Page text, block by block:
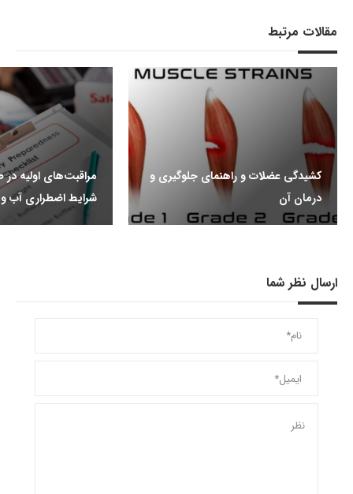
مقالات مرتبط
کشیدگی عضلات و راهنمای جلوگیری و
درمان آن
مراقبت‌های اولیه در
شرایط اضطراری آب
ارسال نظر شما